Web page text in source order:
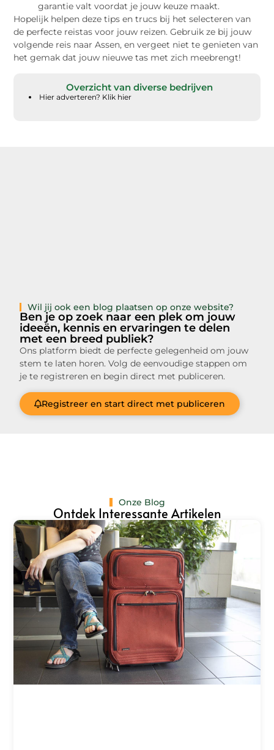
garantie valt voordat je jouw keuze maakt.
Hopelijk helpen deze tips en trucs bij het selecteren van
de perfecte reistas voor jouw reizen. Gebruik ze bij jouw
volgende reis naar Assen, en vergeet niet te genieten van
het gemak dat jouw nieuwe tas met zich meebrengt!
Overzicht van diverse bedrijven
Hier adverteren? Klik hier
Wil jij ook een blog plaatsen op onze website?
Ben je op zoek naar een plek om jouw
ideeën, kennis en ervaringen te delen
met een breed publiek?
Ons platform biedt de perfecte gelegenheid om jouw
stem te laten horen. Volg de eenvoudige stappen om
je te registreren en begin direct met publiceren.
Registreer en start direct met publiceren
Onze Blog
Ontdek Interessante Artikelen